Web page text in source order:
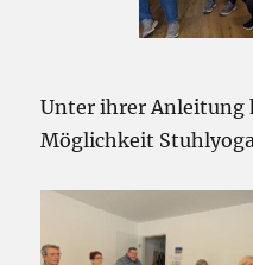
Unter ihrer Anleitung
Möglichkeit